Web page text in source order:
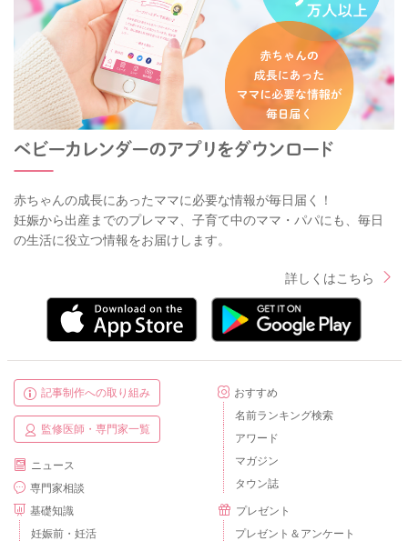
赤ちゃんの成長にあったママに必要な情報が毎日届く！
妊娠から出産までのプレママ、子育て中のママ・パパにも、毎日
の生活に役立つ情報をお届けします。
詳しくはこちら
記事制作への取り組み
監修医師・専門家一覧
ニュース
専門家相談
基礎知識
妊娠前・妊活
おすすめ
名前ランキング検索
アワード
マガジン
タウン誌
プレゼント
プレゼント＆アンケート